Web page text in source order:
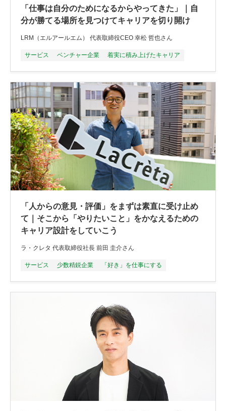
「仕事は自分のためになるからやってきた」｜自
分が勝てる場所を見つけてキャリアを切り開け
LRM（エルアールエム） 代表取締役CEO 幸松 哲也さん
サービス ベンチャー企業 着実に積み上げたキャリア
「人からの意見・評価」をまずは素直に受け止め
て｜そこから「やりたいこと」をかなえるための
キャリア設計をしていこう
ラ・クレタ 代表取締役社長 前田 圭介さん
サービス 少数精鋭企業 「好き」を仕事にする